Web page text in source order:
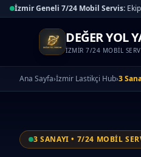
İzmir Geneli 7/24 Mobil Servis:
DEĞER YOL
İZMİR 7/24 MOBİL
Ana Sayfa›İzmir Lastikçi Hub›3
3 SANAYI • 7/24 MOBİL